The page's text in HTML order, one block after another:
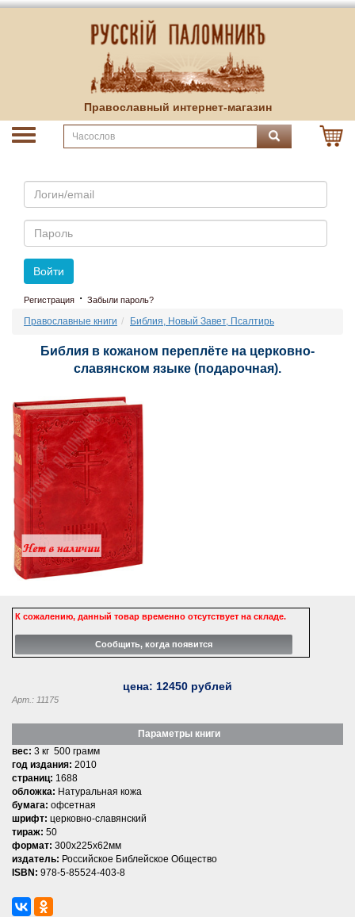
Православный интернет-магазин
Email
Пароль
Войти
Регистрация · Забыли пароль?
Православные книги Библия, Новый Завет, Псалтирь
Библия в кожаном переплёте на церковно-
славянском языке (подарочная).
К сожалению, данный товар временно отсутствует на складе.
цена: 12450 рублей
Арт.: 11175
Параметры книги
вес: 3 кг 500 грамм
год издания: 2010
страниц: 1688
обложка: Натуральная кожа
бумага: офсетная
шрифт: церковно-славянский
тираж: 50
формат: 300x225x62мм
издатель: Российское Библейское Общество
ISBN: 978-5-85524-403-8